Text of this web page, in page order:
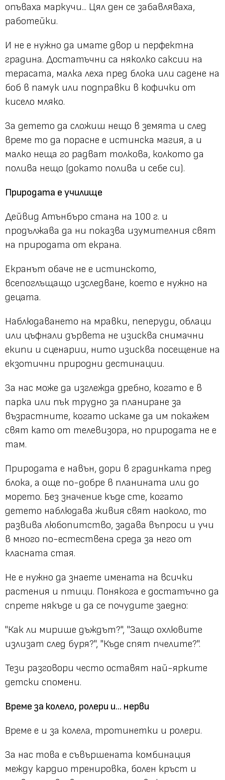
опъваха маркучи... Цял ден се забавляваха,
работейки.
И не е нужно да имате двор и перфектна
градина. Достатъчни са няколко саксии на
терасата, малка леха пред блока или садене на
боб в памук или подправки в кофички от
кисело мляко.
За детето да сложиш нещо в земята и след
време то да порасне е истинска магия, а и
малко неща го радват толкова, колкото да
полива нещо (докато полива и себе си).
Природата е училище
Дейвид Атънбъро стана на 100 г. и
продължава да ни показва изумителния свят
на природата от екрана.
Екранът обаче не е истинското,
всепоглъщащо изследване, което е нужно на
децата.
Наблюдаването на мравки, пеперуди, облаци
или цъфнали дървета не изисква снимачни
екипи и сценарии, нито изисква посещение на
екзотични природни дестинации.
За нас може да изглежда дребно, когато е в
парка или пък трудно за планиране за
възрастните, когато искаме да им покажем
свят като от телевизора, но природата не е
там.
Природата е навън, дори в градинката пред
блока, а още по-добре в планината или до
морето. Без значение къде сте, когато
детето наблюдава живия свят наоколо, то
развива любопитство, задава въпроси и учи
в много по-естествена среда за него от
класната стая.
Не е нужно да знаете имената на всички
растения и птици. Понякога е достатъчно да
спрете някъде и да се почудите заедно:
"Как ли мирише дъждът?", "Защо охлювите
излизат след буря?", "Къде спят пчелите?".
Тези разговори често оставят най-ярките
детски спомени.
Време за колело, ролери и... нерви
Време е и за колела, тротинетки и ролери.
За нас това е съвършената комбинация
между кардио тренировка, болен кръст и